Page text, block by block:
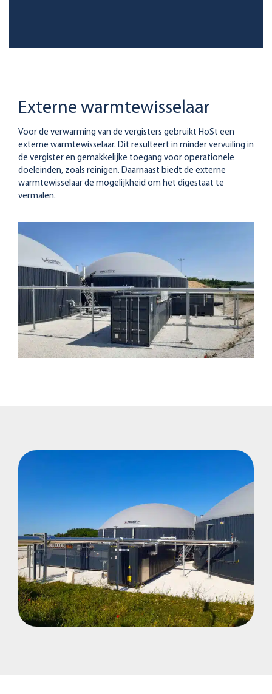
Externe warmtewisselaar
Voor de verwarming van de vergisters gebruikt HoSt een
externe warmtewisselaar. Dit resulteert in minder vervuiling in
de vergister en gemakkelijke toegang voor operationele
doeleinden, zoals reinigen. Daarnaast biedt de externe
warmtewisselaar de mogelijkheid om het digestaat te
vermalen.